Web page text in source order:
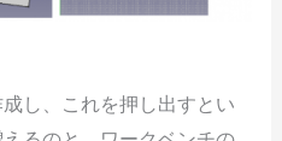
し、これを押し出すとい